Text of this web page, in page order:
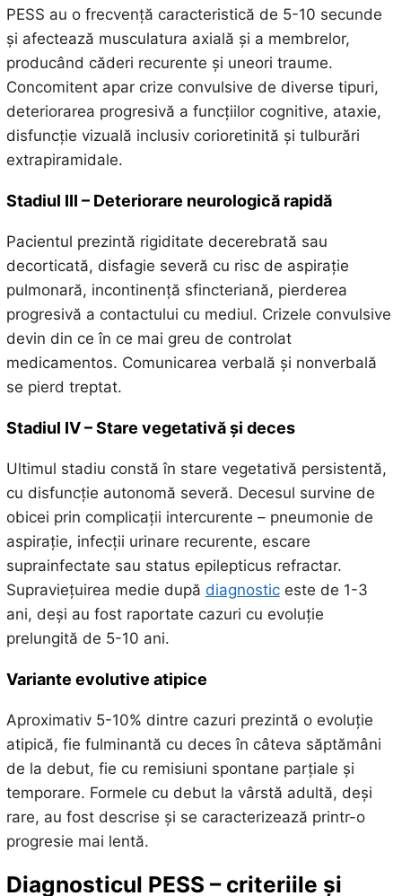
PESS au o frecvență caracteristică de 5-10 secunde
și afectează musculatura axială și a membrelor,
producând căderi recurente și uneori traume.
Concomitent apar crize convulsive de diverse tipuri,
deteriorarea progresivă a funcțiilor cognitive, ataxie,
disfuncție vizuală inclusiv corioretinită și tulburări
extrapiramidale.
Stadiul III – Deteriorare neurologică rapidă
Pacientul prezintă rigiditate decerebrată sau
decorticată, disfagie severă cu risc de aspirație
pulmonară, incontinență sfincteriană, pierderea
progresivă a contactului cu mediul. Crizele convulsive
devin din ce în ce mai greu de controlat
medicamentos. Comunicarea verbală și nonverbală
se pierd treptat.
Stadiul IV – Stare vegetativă și deces
Ultimul stadiu constă în stare vegetativă persistentă,
cu disfuncție autonomă severă. Decesul survine de
obicei prin complicații intercurente – pneumonie de
aspirație, infecții urinare recurente, escare
suprainfectate sau status epilepticus refractar.
Supraviețuirea medie după diagnosticeste de 1-3
ani, deși au fost raportate cazuri cu evoluție
prelungită de 5-10 ani.
Variante evolutive atipice
Aproximativ 5-10% dintre cazuri prezintă o evoluție
atipică, fie fulminantă cu deces în câteva săptămâni
de la debut, fie cu remisiuni spontane parțiale și
temporare. Formele cu debut la vârstă adultă, deși
rare, au fost descrise și se caracterizează printr-o
progresie mai lentă.
Diagnosticul PESS – criteriile și